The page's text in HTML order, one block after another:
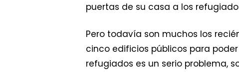
puertas de su casa a los
Pero todavía son muchos los
cinco edificios públicos para
refugiados es un serio problema,